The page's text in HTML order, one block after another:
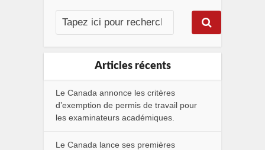
Articles récents
Le Canada annonce les critères
d’exemption de permis de travail pour
les examinateurs académiques.
Le Canada lance ses premières